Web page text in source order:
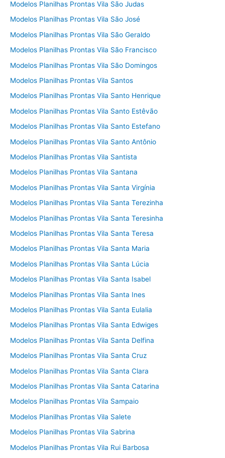
Modelos Planilhas Prontas Vila São Judas
Modelos Planilhas Prontas Vila São José
Modelos Planilhas Prontas Vila São Geraldo
Modelos Planilhas Prontas Vila São Francisco
Modelos Planilhas Prontas Vila São Domingos
Modelos Planilhas Prontas Vila Santos
Modelos Planilhas Prontas Vila Santo Henrique
Modelos Planilhas Prontas Vila Santo Estêvão
Modelos Planilhas Prontas Vila Santo Estefano
Modelos Planilhas Prontas Vila Santo Antônio
Modelos Planilhas Prontas Vila Santista
Modelos Planilhas Prontas Vila Santana
Modelos Planilhas Prontas Vila Santa Virgínia
Modelos Planilhas Prontas Vila Santa Terezinha
Modelos Planilhas Prontas Vila Santa Teresinha
Modelos Planilhas Prontas Vila Santa Teresa
Modelos Planilhas Prontas Vila Santa Maria
Modelos Planilhas Prontas Vila Santa Lúcia
Modelos Planilhas Prontas Vila Santa Isabel
Modelos Planilhas Prontas Vila Santa Ines
Modelos Planilhas Prontas Vila Santa Eulalia
Modelos Planilhas Prontas Vila Santa Edwiges
Modelos Planilhas Prontas Vila Santa Delfina
Modelos Planilhas Prontas Vila Santa Cruz
Modelos Planilhas Prontas Vila Santa Clara
Modelos Planilhas Prontas Vila Santa Catarina
Modelos Planilhas Prontas Vila Sampaio
Modelos Planilhas Prontas Vila Salete
Modelos Planilhas Prontas Vila Sabrina
Modelos Planilhas Prontas Vila Rui Barbosa